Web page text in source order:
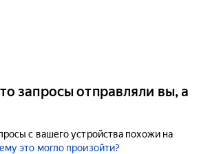
запросы отправляли вы, а
с вашего устройства похожи на
это могло произойти?